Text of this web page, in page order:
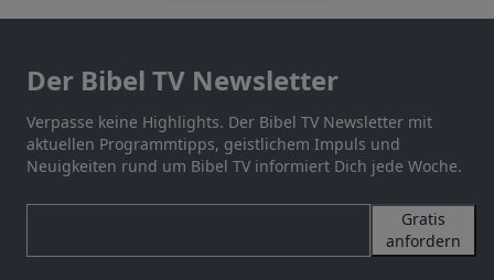
Der Bibel TV Newsletter
Verpasse keine Highlights. Der Bibel TV Newsletter mit
aktuellen Programmtipps, geistlichem Impuls und
Neuigkeiten rund um Bibel TV informiert Dich jede Woche.
Gratis
anfordern